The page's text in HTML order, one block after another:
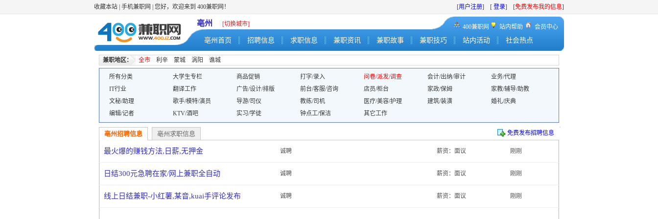
收藏本站 手机兼职网 | 您好，欢迎来到 400兼职网！ [用户注册] [ 登录] [免费发布我的信息]
亳州 [切换城市] 400兼职网 站内帮助 会员中心
亳州首页 招聘信息 求职信息 兼职资讯 兼职故事 兼职技巧 站内活动 社会热点
兼职地区： 全市 利辛 蒙城 涡阳 谯城
所有分类 大学生专栏 商品促销 打字/录入 问卷/派发/调查 会计/出纳/审计
业务/代理
IT行业
翻译工作 广告/设计/排版 前台/客服/咨询 店员/柜台 家政/保姆
家教/辅导/助教
文秘/助理
歌手/模特/演员 导游/司仪 教练/司机 医疗/美容/护理 建筑/装潢
婚礼/庆典
编辑/记者
KTV/酒吧 实习/学徒 钟点工/保洁 其它工作
亳州招聘信息 亳州求职信息 免费发布招聘信息
最火爆的赚钱方法,日薪,无押金 诚聘 薪资：面议 刚刚
日结300元急聘在家/网上兼职全自动 诚聘 薪资：面议 刚刚
线上日结兼职-小红薯,某音,kuai手评论发布 诚聘 薪资：面议 刚刚